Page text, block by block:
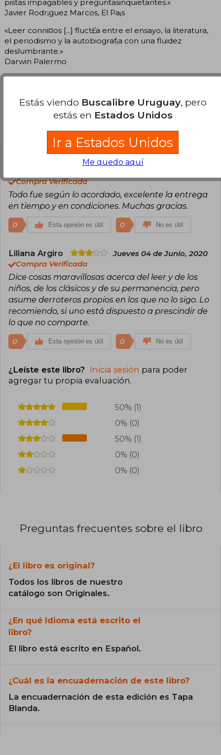
pistas impagables y preguntasinquietantes.»
Javier Rodr¡guez Marcos, El Pa¡s
«Leer conni¤os [...] fluct£a entre el ensayo, la literatura,
el periodismo y la autobiograf¡a con una fluidez
deslumbrante.»
Darwin Palermo
Opiniones del libro
Victor Hugo Quevedo
Compra Verificada
Todo fue según lo acordado, excelente la entrega
en tiempo y en condiciones. Muchas gracias.
0 Esta opinión es útil 0 No es útil
Liliana Argiro
Jueves 04 de Junio, 2020
Compra Verificada
Dice cosas maravillosas acerca del leer y de los
niños, de los clásicos y de su permanencia, pero
asume derroteros propios en los que no lo sigo. Lo
recomiendo, si uno está dispuesto a prescindir de
lo que no comparte.
0 Esta opinión es útil 0 No es útil
¿Leíste este libro? Inicia sesión para poder
agregar tu propia evaluación.
50% (1)
0% (0)
50% (1)
0% (0)
0% (0)
Preguntas frecuentes sobre el libro
¿El libro es original?
Todos los libros de nuestro
catálogo son Originales.
¿En qué Idioma está escrito el
libro?
El libro está escrito en Español.
¿Cuál es la encuadernación de este libro?
La encuadernación de esta edición es Tapa
Blanda.
Estás viendo Buscalibre Uruguay, pero
estás en Estados Unidos
Ir a Estados Unidos
Me quedo aquí